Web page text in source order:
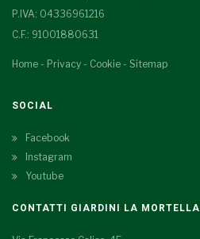
P.IVA: 04336961216
C.F.: 91001880631
Home - Privacy - Cookie - Sitemap
SOCIAL
Facebook
Instagram
Youtube
CONTATTI GIARDINI LA MORTELLA